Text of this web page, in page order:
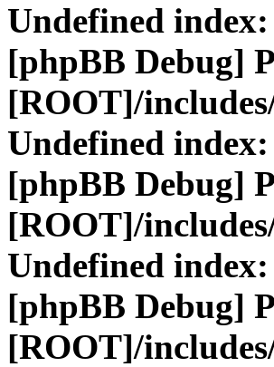
Undefined
[phpBB Debug]
[ROOT]/
Undefined
[phpBB Debug]
[ROOT]/
Undefined
[phpBB Debug]
[ROOT]/